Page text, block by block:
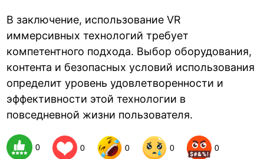
В заключение, использование VR
иммерсивных технологий требует
компетентного подхода. Выбор оборудования,
контента и безопасных условий использования
определит уровень удовлетворенности и
эффективности этой технологии в
повседневной жизни пользователя.
0 0 0 0 0